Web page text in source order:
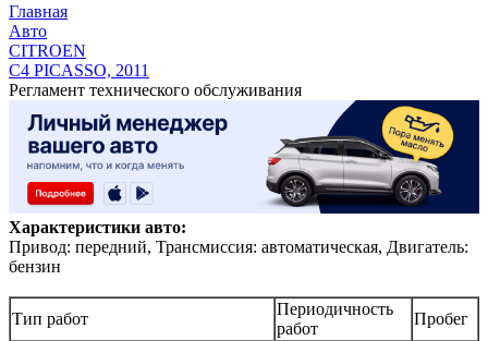
Главная
Авто
CITROEN
C4 PICASSO, 2011
Регламент технического обслуживания
Характеристики авто:
Привод: передний, Трансмиссия: автоматическая, Двигатель:
бензин
Тип работ
Периодичность
работ
Пробег